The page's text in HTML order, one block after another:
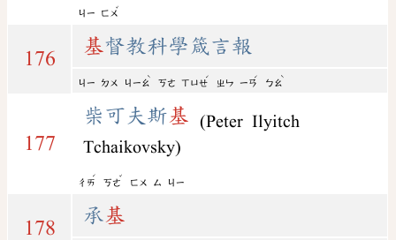
ㄐㄧ ㄈㄨ
ˇ
176
基督教科學箴言報
ㄐㄧ ㄉㄨ ㄐㄧㄠ
ˋ
ㄎㄜ ㄒㄩㄝ
ˊ
ㄓㄣ ㄧㄢ
ˊ
ㄅㄠ
ˋ
177
柴可夫斯基
(Peter Ilyitch
Tchaikovsky)
ㄔㄞ
ˊ
ㄎㄜ
ˇ
ㄈㄨ ㄙ ㄐㄧ
178
承基